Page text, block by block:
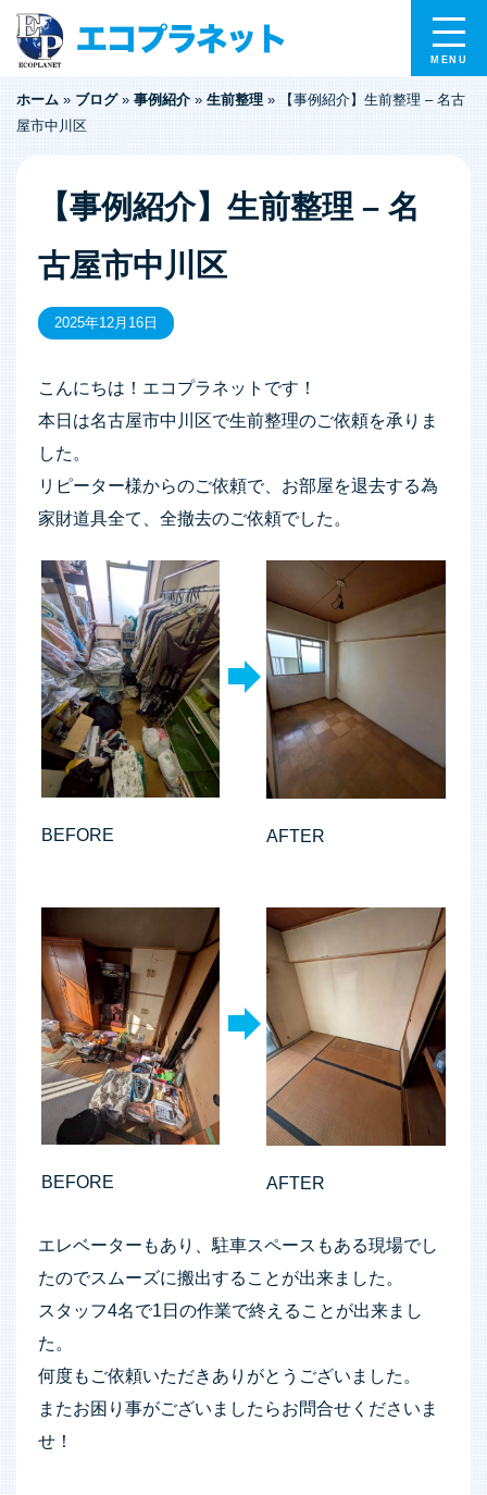
ホーム » ブログ» 事例紹介 » 生前整理 »
【事例紹介】生前整理 – 名古
屋市中川区
【事例紹介】生前整理 – 名
古屋市中川区
2025年12月16日
こんにちは！エコプラネットです！
本日は名古屋市中川区で生前整理のご依頼を承りま
した。
リピーター様からのご依頼で、お部屋を退去する為
家財道具全て、全撤去のご依頼でした。
BEFORE AFTER
BEFORE AFTER
エレベーターもあり、駐車スペースもある現場でし
たのでスムーズに搬出することが出来ました。
スタッフ4名で1日の作業で終えることが出来まし
た。
何度もご依頼いただきありがとうございました。
またお困り事がございましたらお問合せくださいま
せ！